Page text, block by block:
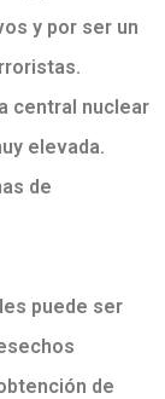
y por ser un
central nuclear
elevada.
de
puede ser
de